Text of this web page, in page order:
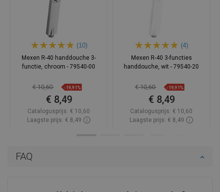
FAQ
(10)
Mexen R-40 handdouche 3-
functie, chroom - 79540-00
€ 10,60 -19,91%
€ 8,49
Catalogusprijs: € 10,60
Laagste prijs: € 8,49
(4)
Mexen R-40 3-functies
handdouche, wit - 79540-20
€ 10,60 -19,91%
€ 8,49
Catalogusprijs: € 10,60
Laagste prijs: € 8,49